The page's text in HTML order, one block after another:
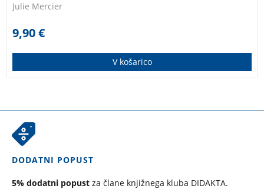
Julie Mercier
9,90€
V košarico
DODATNI POPUST
5% dodatni popust za člane knjižnega kluba DIDAKTA.